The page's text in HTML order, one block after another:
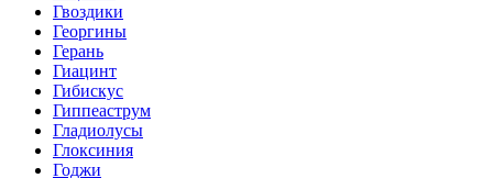
Гвоздики
Георгины
Герань
Гиацинт
Гибискус
Гиппеаструм
Гладиолусы
Глоксиния
Годжи